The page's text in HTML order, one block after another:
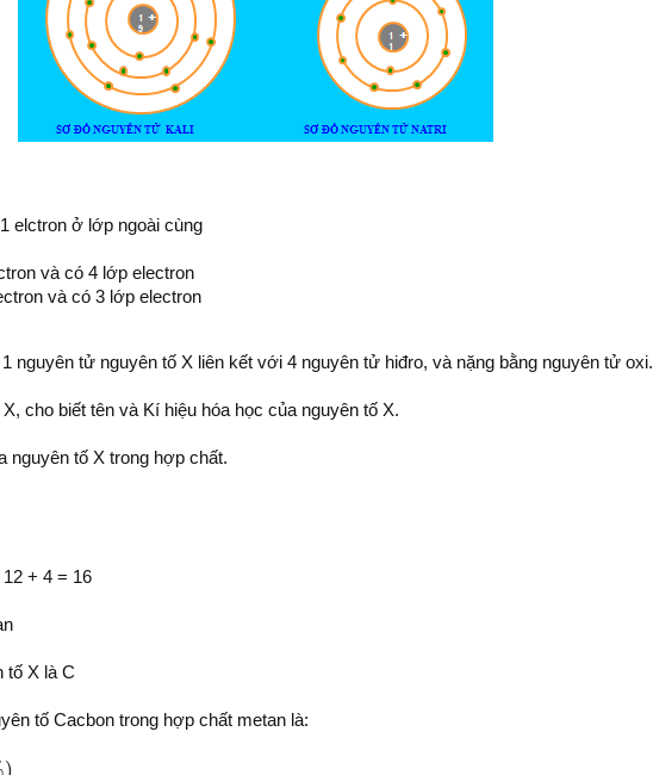
elctron ở lớp ngoài cùng
và có 4 lớp electron
và có 3 lớp electron
nguyên tử nguyên tố X liên kết với 4 nguyên tử hiđro, và nặng bằng nguyên tử oxi.
cho biết tên và Kí hiệu hóa học của nguyên tố X.
nguyên tố X trong hợp chất.
+ 4 = 16
tố X là C
tố Cacbon trong hợp chất metan là:
)